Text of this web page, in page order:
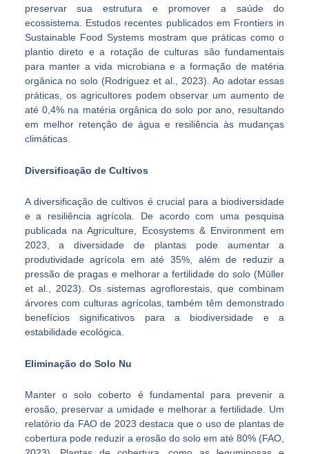
preservar sua estrutura e promover a saúde do
ecossistema. Estudos recentes publicados em Frontiers in
Sustainable Food Systems mostram que práticas como o
plantio direto e a rotação de culturas são fundamentais
para manter a vida microbiana e a formação de matéria
orgânica no solo (Rodriguez et al., 2023). Ao adotar essas
práticas, os agricultores podem observar um aumento de
até 0,4% na matéria orgânica do solo por ano, resultando
em melhor retenção de água e resiliência às mudanças
climáticas.
Diversificação de Cultivos
A diversificação de cultivos é crucial para a biodiversidade
e a resiliência agrícola. De acordo com uma pesquisa
publicada na Agriculture, Ecosystems & Environment em
2023, a diversidade de plantas pode aumentar a
produtividade agrícola em até 35%, além de reduzir a
pressão de pragas e melhorar a fertilidade do solo (Müller
et al., 2023). Os sistemas agroflorestais, que combinam
árvores com culturas agrícolas, também têm demonstrado
benefícios significativos para a biodiversidade e a
estabilidade ecológica.
Eliminação do Solo Nu
Manter o solo coberto é fundamental para prevenir a
erosão, preservar a umidade e melhorar a fertilidade. Um
relatório da FAO de 2023 destaca que o uso de plantas de
cobertura pode reduzir a erosão do solo em até 80% (FAO,